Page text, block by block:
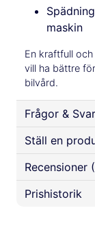
maskin
En kraftfull
vill ha bättre
bilvård.
Frågor &
Vilken
ok/q8
Ställ en
question
Fråga oss
Recensioner
Prishistorik